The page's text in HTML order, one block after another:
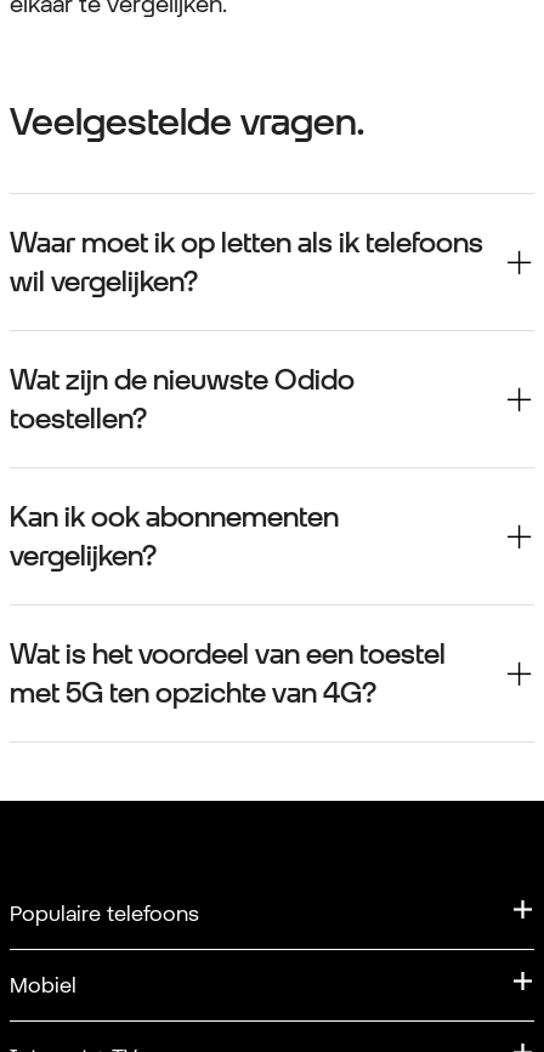
Veelgestelde vragen.
Waar moet ik op letten als ik telefoons
wil vergelijken?
Wat zijn de nieuwste Odido
toestellen?
Kan ik ook abonnementen
vergelijken?
Wat is het voordeel van een toestel
met 5G ten opzichte van 4G?
Populaire telefoons
Mobiel